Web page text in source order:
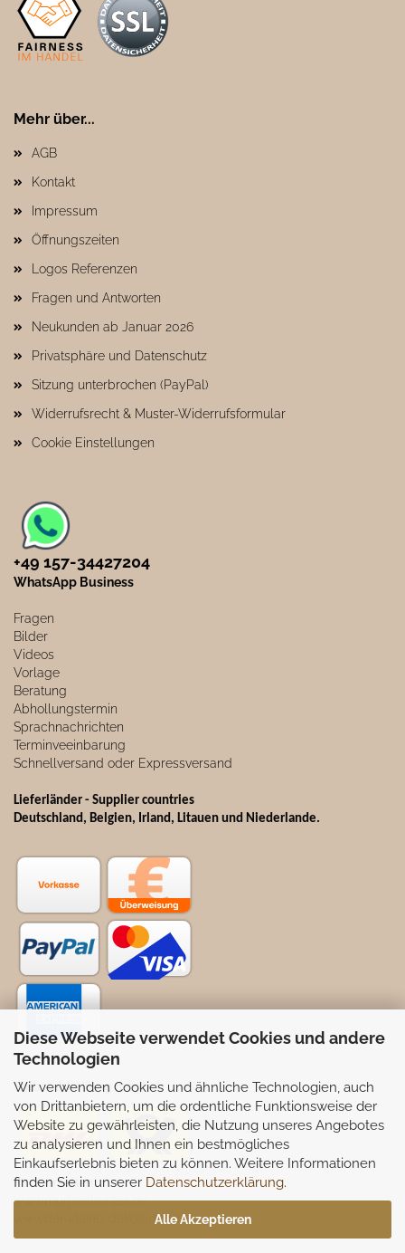
Diese Webseite verwendet Cookies und andere
Technologien
Wir verwenden Cookies und ähnliche Technologien, auch
von Drittanbietern, um die ordentliche Funktionsweise der
Website zu gewährleisten, die Nutzung unseres Angebotes
zu analysieren und Ihnen ein bestmögliches
Einkaufserlebnis bieten zu können. Weitere Informationen
finden Sie in unserer Datenschutzerklärung.
Alle Akzeptieren
Mehr über...
AGB
Kontakt
Impressum
Öffnungszeiten
Logos Referenzen
Fragen und Antworten
Neukunden ab Januar 2026
Privatsphäre und Datenschutz
Sitzung unterbrochen (PayPal)
Widerrufsrecht & Muster-Widerrufsformular
Cookie Einstellungen
+49 157-34427204​
WhatsApp Business
Fragen
Bilder
Videos
Vorlage
Beratung
Abhollungstermin
Sprachnachrichten
Terminveeinbarung
Schnellversand oder Expressversand
Lieferländer - Supplier countries
Deutschland, Belgien, Irland, Litauen und Niederlande.
Selbstabhollung möglich
Partnerseiten:
www.murmelbuntes.de
www.der-kleine-dekoladen.de